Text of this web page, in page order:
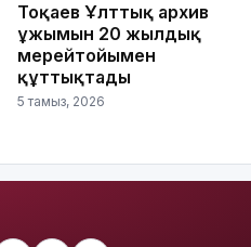
Тоқаев Ұлттық архив
ұжымын 20 жылдық
мерейтойымен
құттықтады
5 тамыз, 2026